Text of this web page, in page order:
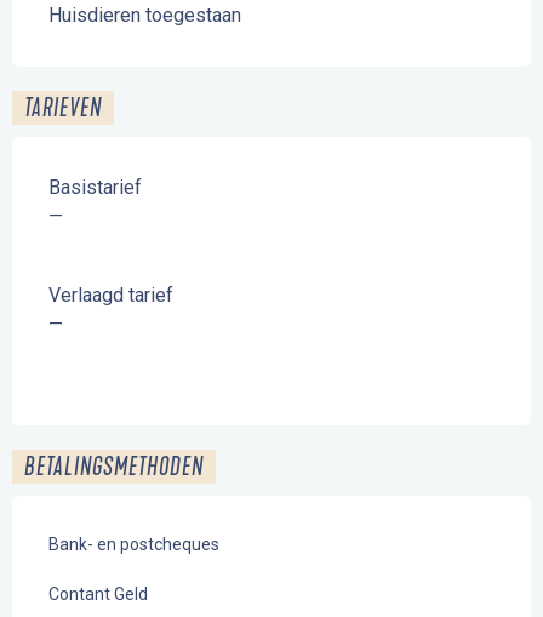
Huisdieren toegestaan
TARIEVEN
Basistarief
—
Verlaagd tarief
—
BETALINGSMETHODEN
Bank- en postcheques
Contant Geld